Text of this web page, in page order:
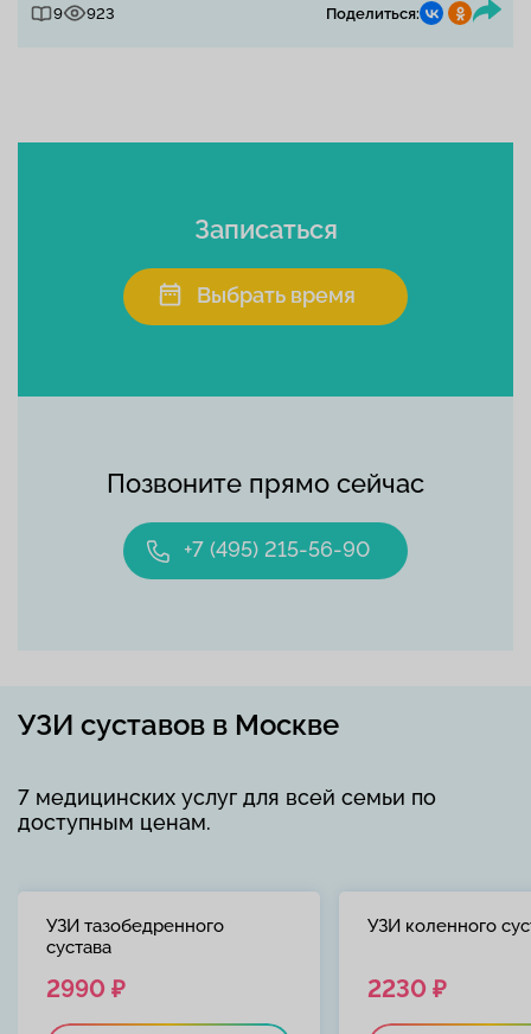
9
923 Поделиться:
Позвоните прямо сейчас
+7 (495) 215-56-90
Записаться
Выбрать время
УЗИ суставов в Москве
7 медицинских услуг для всей семьи по
доступным ценам.
УЗИ тазобедренного
сустава
2990 ₽
УЗИ коленного
2230 ₽